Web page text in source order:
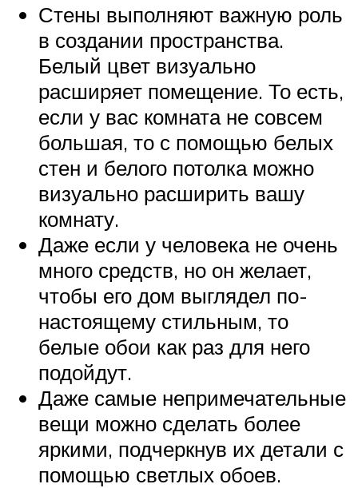
Стены выполняют важную роль
в создании пространства.
Белый цвет визуально
расширяет помещение. То есть,
если у вас комната не совсем
большая, то с помощью белых
стен и белого потолка можно
визуально расширить вашу
комнату.
Даже если у человека не очень
много средств, но он желает,
чтобы его дом выглядел по-
настоящему стильным, то
белые обои как раз для него
подойдут.
Даже самые непримечательные
вещи можно сделать более
яркими, подчеркнув их детали с
помощью светлых обоев.